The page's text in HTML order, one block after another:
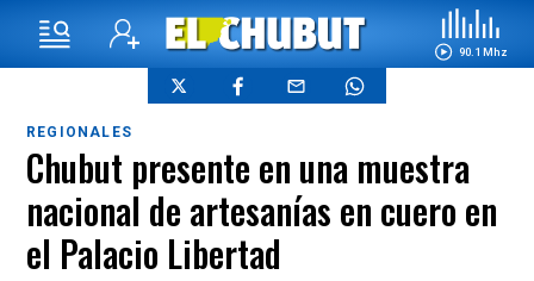
90.1 Mhz
REGIONALES
Chubut presente en una muestra
nacional de artesanías en cuero en
el Palacio Libertad